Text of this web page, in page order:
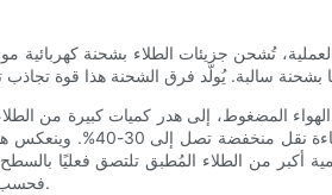
تُشحن جزيئات الطلاء بشحنة
المضغوط، إلى هدر كميات كبيرة من
وقد أظهرت الدراسات أن
إلى 90% أو أكثر، مما يعني أن كمية أكبر من الطلاء
فحسب، بل تُساعد أيضًا في خفض انبعاثات المركبات العضوية المتطايرة، مما يدعم لوائح الصحة والسلامة.